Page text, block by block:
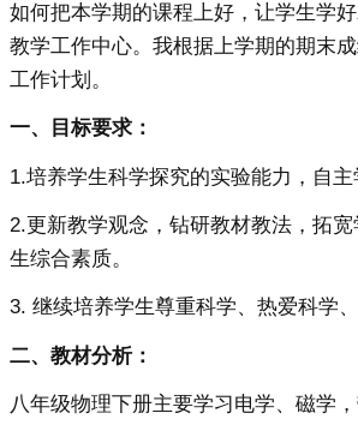
如何把本学期的课程上好，让学生学
教学工作中心。我根据上学期的期末
工作计划。
一、目标要求：
1.培养学生科学探究的实验能力，自主
2.更新教学观念，钻研教材教法，拓
生综合素质。
3. 继续培养学生尊重科学、热爱科学
二、教材分析：
八年级物理下册主要学习电学、磁学